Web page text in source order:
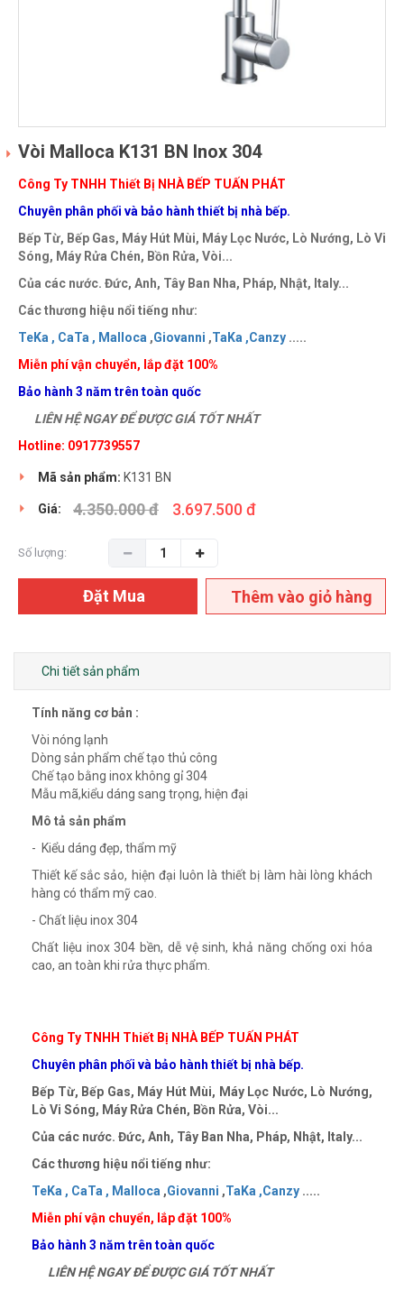
Vòi Malloca K131 BN Inox 304
Công Ty TNHH Thiết Bị NHÀ BẾP TUẤN PHÁT
Chuyên phân phối và bảo hành thiết bị nhà bếp.
Bếp Từ, Bếp Gas, Máy Hút Mùi, Máy Lọc Nước, Lò Nướng, Lò Vi
Sóng, Máy Rửa Chén, Bồn Rửa, Vòi...
Của các nước. Đức, Anh, Tây Ban Nha, Pháp, Nhật, Italy...
Các thương hiệu nổi tiếng như:
TeKa , CaTa , Malloca ,Giovanni ,TaKa ,Canzy .....
Miễn phí vận chuyển, lắp đặt 100%
Bảo hành 3 năm trên toàn quốc
LIÊN HỆ NGAY ĐỂ ĐƯỢC GIÁ TỐT NHẤT
Hotline: 0917739557
Mã sản phẩm: K131 BN
Giá: 4.350.000 đ 3.697.500 đ
Số lượng:
Đặt Mua Thêm vào giỏ hàng
Chi tiết sản phẩm
Tính năng cơ bản :
Vòi nóng lạnh
Dòng sản phẩm chế tạo thủ công
Chế tạo bằng inox không gỉ 304
Mẫu mã,kiểu dáng sang trọng, hiện đại
Mô tả sản phẩm
- Kiểu dáng đẹp, thẩm mỹ
Thiết kế sắc sảo, hiện đại luôn là thiết bị làm hài lòng khách
hàng có thẩm mỹ cao.
- Chất liệu inox 304
Chất liệu inox 304 bền, dễ vệ sinh, khả năng chống oxi hóa
cao, an toàn khi rửa thực phẩm.
Công Ty TNHH Thiết Bị NHÀ BẾP TUẤN PHÁT
Chuyên phân phối và bảo hành thiết bị nhà bếp.
Bếp Từ, Bếp Gas, Máy Hút Mùi, Máy Lọc Nước, Lò Nướng,
Lò Vi Sóng, Máy Rửa Chén, Bồn Rửa, Vòi...
Của các nước. Đức, Anh, Tây Ban Nha, Pháp, Nhật, Italy...
Các thương hiệu nổi tiếng như:
TeKa , CaTa , Malloca ,Giovanni ,TaKa ,Canzy .....
Miễn phí vận chuyển, lắp đặt 100%
Bảo hành 3 năm trên toàn quốc
LIÊN HỆ NGAY ĐỂ ĐƯỢC GIÁ TỐT NHẤT